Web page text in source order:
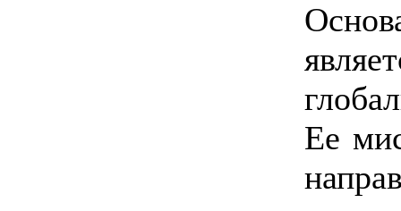
Ее